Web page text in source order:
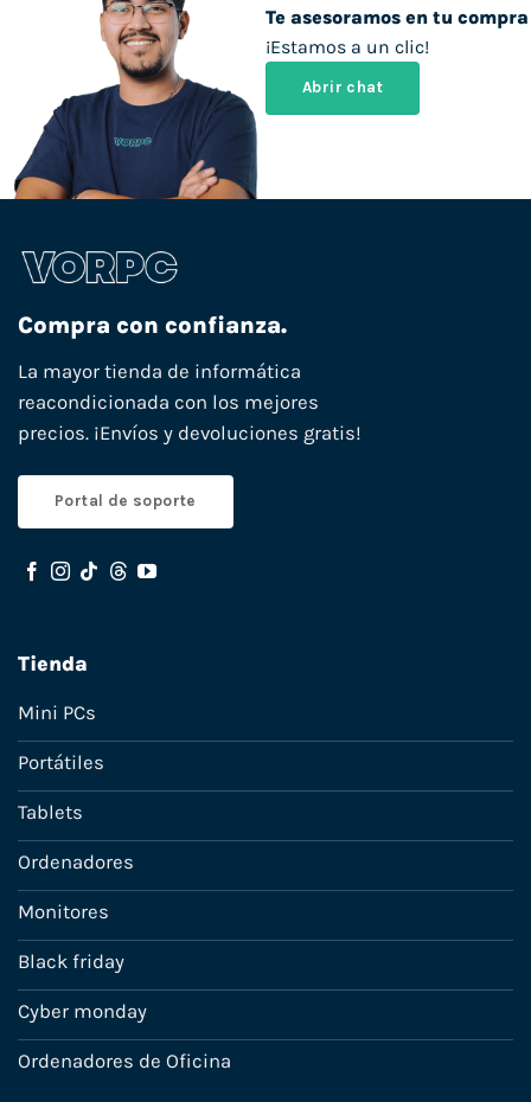
Te asesoramos en tu compra
¡Estamos a un clic!
Abrir chat
Compra con confianza.
La mayor tienda de informática
reacondicionada con los mejores
precios. ¡Envíos y devoluciones gratis!
Portal de soporte
Tienda
Mini PCs
Portátiles
Tablets
Ordenadores
Monitores
Black friday
Cyber monday
Ordenadores de Oficina